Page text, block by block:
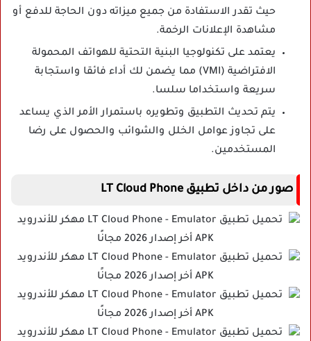
حيث تقدر الاستفادة من جميع ميزاته دون الحاجة للدفع أو
مشاهدة الإعلانات الرخمة.
يعتمد على تكنولوجيا البنية التحتية للهواتف المحمولة
الافتراضية (VMI) مما يضمن لك أداء فائقا واستجابة
سريعة واستخداما سلسا.
يتم تحديث التطبيق وتطويره باستمرار الأمر الذي يساعد
على تجاوز عوامل الخلل والشوائب والحصول على رضا
المستخدمين.
صور من داخل تطبيق LT Cloud Phone